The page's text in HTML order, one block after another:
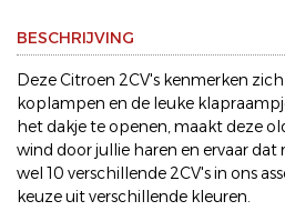
BESCHRIJVING
Deze Citroen 2CV's kenmerken
koplampen en de leuke
het dakje te openen, maakt deze
wind door jullie haren en ervaar dat
wel 10 verschillende 2CV's in ons
keuze uit verschillende kleuren.